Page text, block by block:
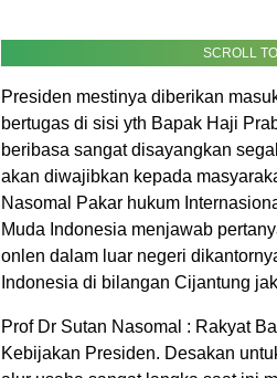
SCROLL
Presiden mestinya diberikan
bertugas di sisi yth Bapak Haji
beribasa sangat disayangkan
akan diwajibkan kepada
Nasomal Pakar hukum
Muda Indonesia menjawab
onlen dalam luar negeri
Indonesia di bilangan Cijantung
Prof Dr Sutan Nasomal : Rakyat
Kebijakan Presiden. Desakan